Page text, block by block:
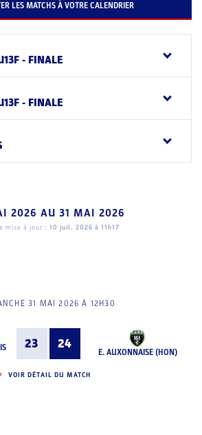
LES MATCHS À VOTRE CALENDRIER
- FINALE
- FINALE
2026 AU 31 MAI 2026
mise à jour : 10 juil. 2026 à 11h17
31 MAI 2026 À 12H30
23 24
E. AUXONNAISE (HON)
VOIR DÉTAIL DU MATCH